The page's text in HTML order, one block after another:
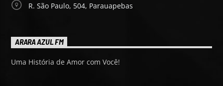
R. São Paulo, 504, Parauapebas
ARARA AZUL FM
Uma História de Amor com Você!